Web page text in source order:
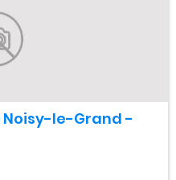
Noisy-le-Grand -